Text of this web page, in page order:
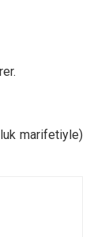
marifetiyle)